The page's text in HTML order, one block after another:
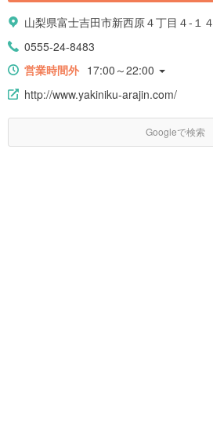
山梨県富士吉田市新西原４丁目４-１４
0555-24-8483
営業時間外 17:00～22:00
http://www.yakiniku-arajin.com/
Googleで検索